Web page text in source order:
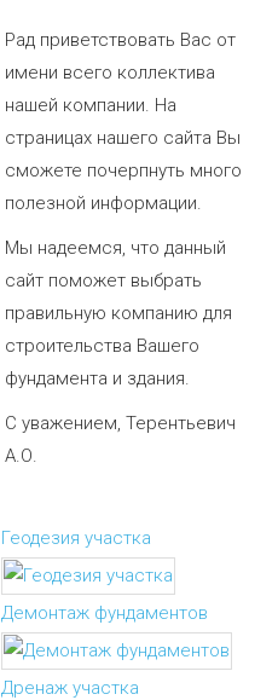
Рад приветствовать Вас от
имени всего коллектива
нашей компании. На
страницах нашего сайта Вы
сможете почерпнуть много
полезной информации.
Мы надеемся, что данный
сайт поможет выбрать
правильную компанию для
строительства Вашего
фундамента и здания.
С уважением, Терентьевич
А.О.
Геодезия участка
Демонтаж фундаментов
Дренаж участка